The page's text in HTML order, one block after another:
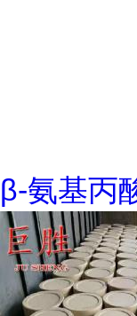
β-氨基丙